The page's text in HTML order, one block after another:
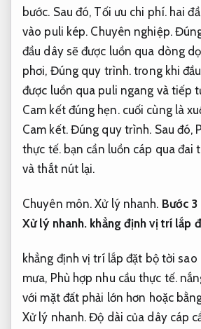
bước. Sau đó, Tối ưu chi phí.hai
vào puli kép. Chuyên nghiệp.
đầu dây sẽ được luồn qua dòng
phơi, Đúng quy trình. trong khi
được luồn qua puli ngang và tiếp
Cam kết đúng hẹn.cuối cùng là
Cam kết. Đúng quy trình. Sau đó,
thực tế.bạn cần luồn cáp qua đai
và thắt nút lại.
Chuyên môn. Xử lý nhanh. Bước 3
Xử lý nhanh. khẳng định vị trí lắp
khẳng định vị trí lắp đặt bộ tời sao
mưa, Phù hợp nhu cầu thực tế.
với mặt đất phải lớn hơn hoặc
Xử lý nhanh. Độ dài của dây cáp